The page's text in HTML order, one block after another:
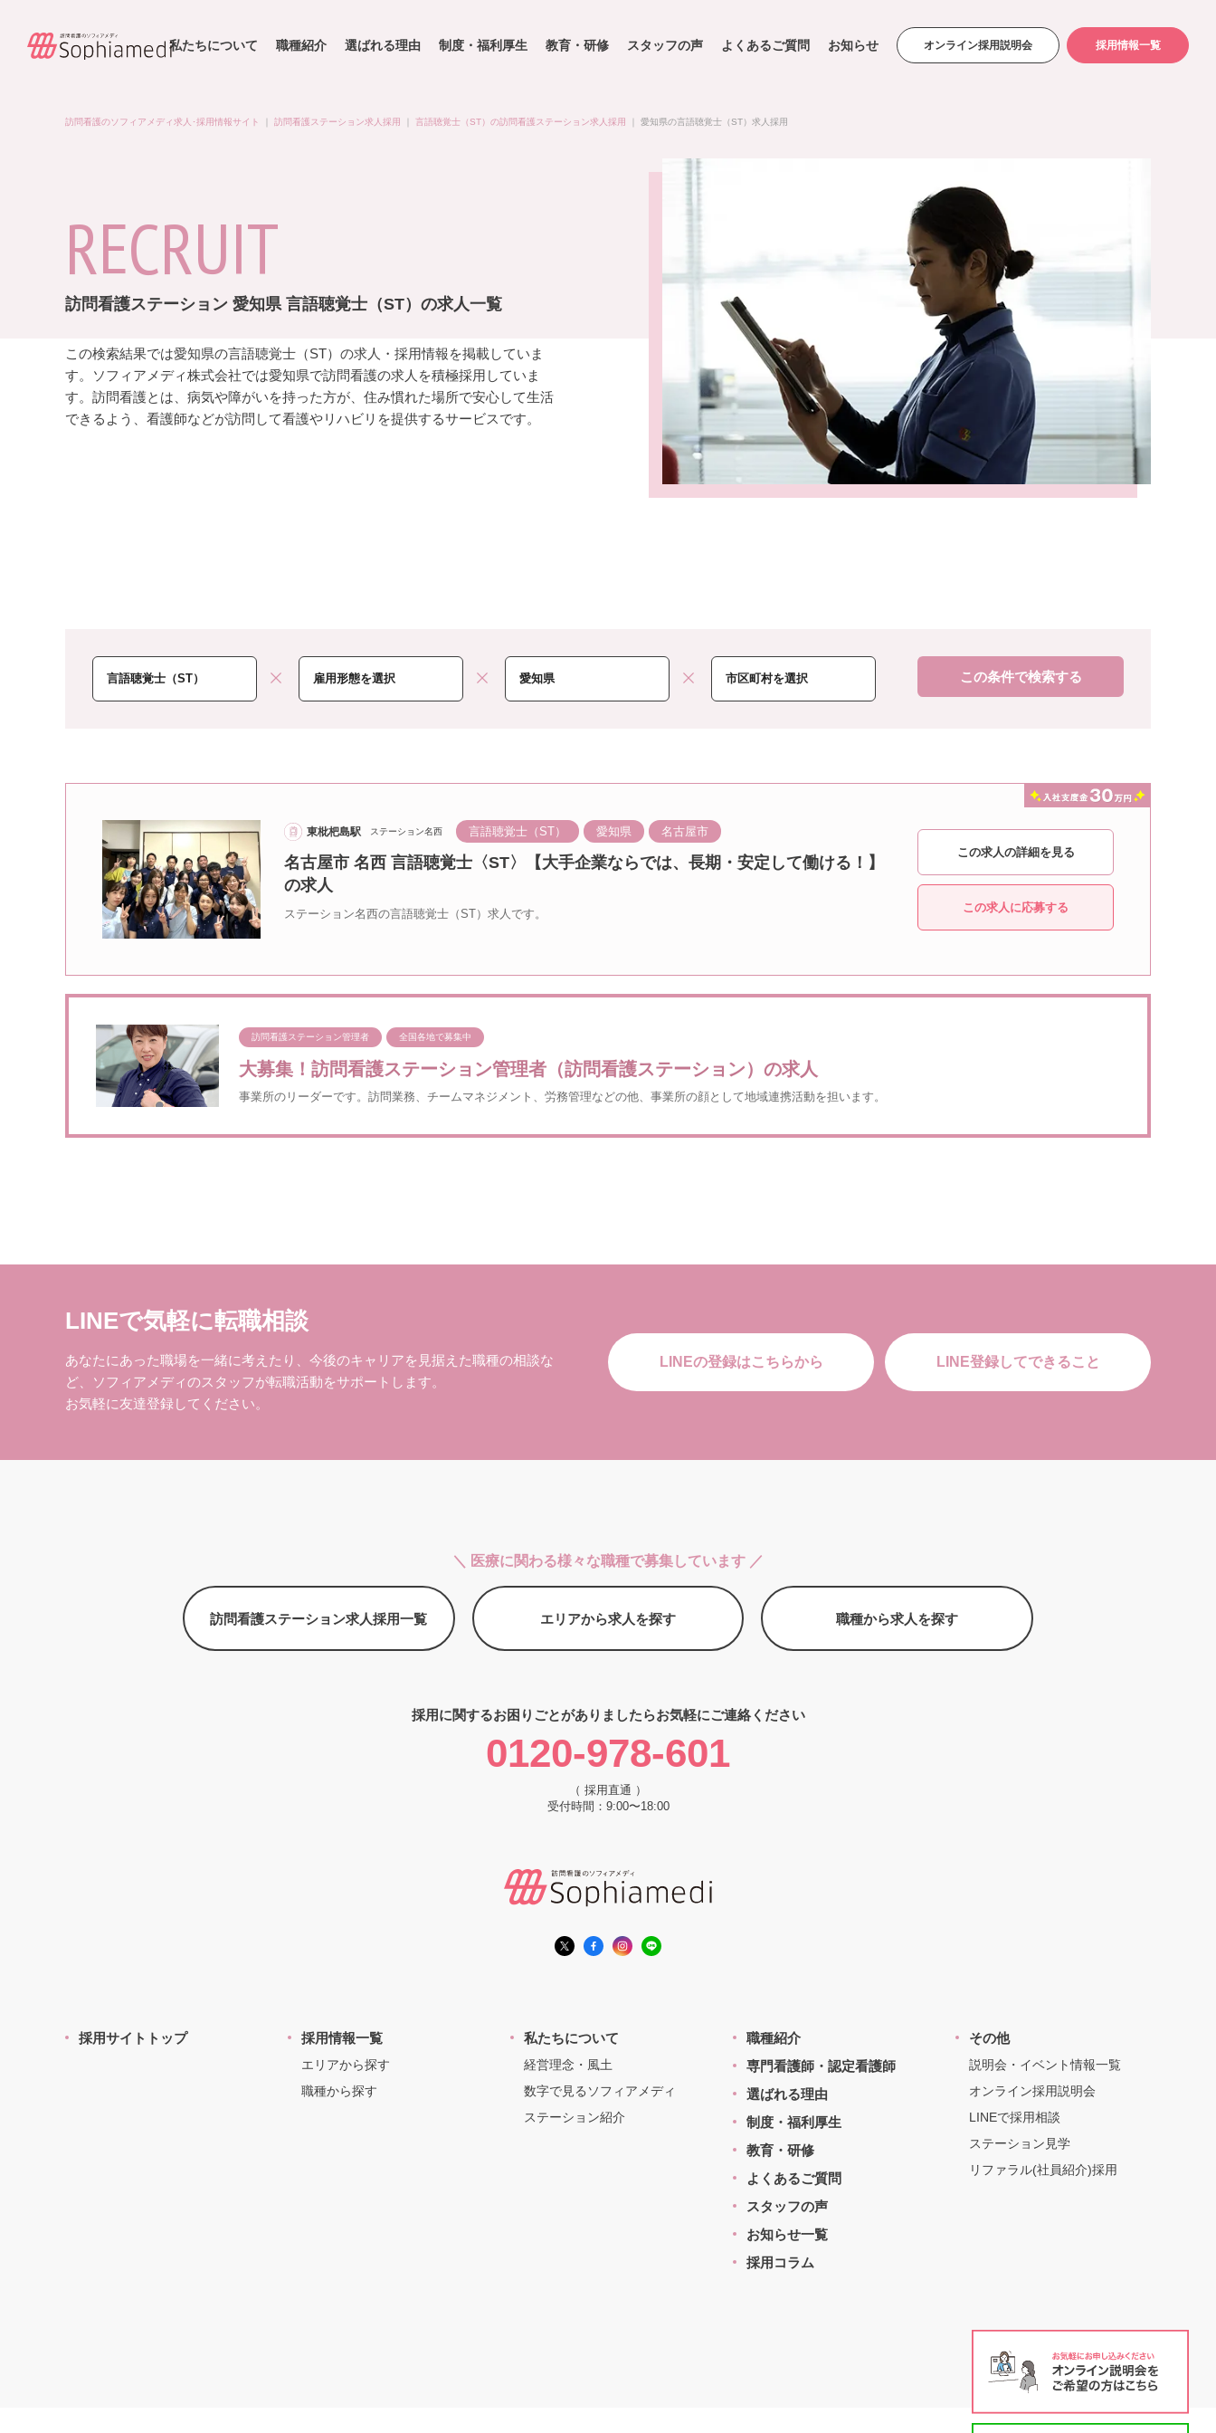
私たちについて 職種紹介 選ばれる理由 制度・福利厚生 教育・研修 スタッフの声 よくあるご質問 お知らせ オンライン採用説明会 採用情報一覧
訪問看護のソフィアメディ求人･採用情報サイト 訪問看護ステーション求人採用 言語聴覚士（ST）の訪問看護ステーション求人採用 愛知県の言語聴覚士（ST）求人採用
RECRUIT
訪問看護ステーション 愛知県 言語聴覚士（ST）の求人一覧
この検索結果では愛知県の言語聴覚士（ST）の求人・採用情報を掲載していま
す。ソフィアメディ株式会社では愛知県で訪問看護の求人を積極採用していま
す。訪問看護とは、病気や障がいを持った方が、住み慣れた場所で安心して生活
できるよう、看護師などが訪問して看護やリハビリを提供するサービスです。
この条件で検索する
東枇杷島駅 ステーション名西 言語聴覚士（ST） 愛知県 名古屋市
名古屋市 名西 言語聴覚士〈ST〉【大手企業ならでは、長期・安定して働ける！】
の求人
ステーション名西の言語聴覚士（ST）求人です。
この求人の詳細を見る
この求人に応募する
訪問看護ステーション管理者 全国各地で募集中
大募集！訪問看護ステーション管理者（訪問看護ステーション）の求人
事業所のリーダーです。訪問業務、チームマネジメント、労務管理などの他、事業所の顔として地域連携活動を担います。
LINEで気軽に転職相談
あなたにあった職場を一緒に考えたり、今後のキャリアを見据えた職種の相談な
ど、ソフィアメディのスタッフが転職活動をサポートします。
お気軽に友達登録してください。
LINEの登録はこちらから LINE登録してできること
＼ 医療に関わる様々な職種で募集しています ／
訪問看護ステーション求人採用一覧 エリアから求人を探す 職種から求人を探す
採用に関するお困りごとがありましたらお気軽にご連絡ください
0120-978-601
（ 採用直通 ）
受付時間：9:00〜18:00
採用サイトトップ 採用情報一覧
エリアから探す
職種から探す
私たちについて
経営理念・風土
数字で見るソフィアメディ
ステーション紹介
職種紹介
専門看護師・認定看護師
選ばれる理由
制度・福利厚生
教育・研修
よくあるご質問
スタッフの声
お知らせ一覧
採用コラム
その他
説明会・イベント情報一覧
オンライン採用説明会
LINEで採用相談
ステーション見学
リファラル(社員紹介)採用